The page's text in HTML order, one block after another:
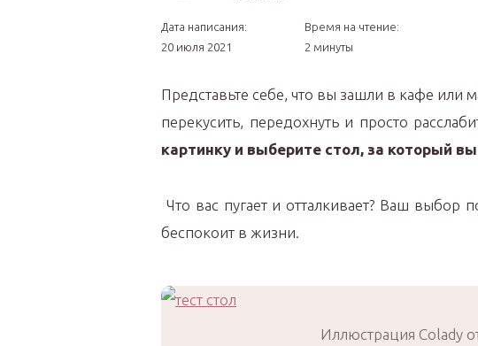
Дата написания:
20 июля 2021
Время на чтение:
2 минуты
Представьте себе, что вы зашли в кафе или
перекусить, передохнуть и просто
картинку и выберите стол, за который
Что вас пугает и отталкивает? Ваш выбор
беспокоит в жизни.
Иллюстрация Colady